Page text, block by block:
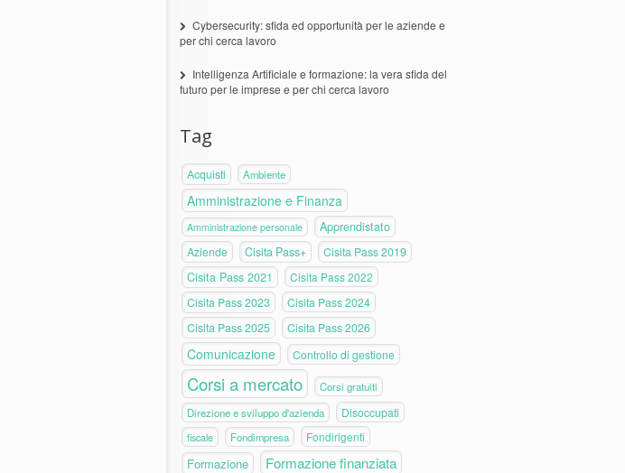
Cybersecurity: sfida ed opportunità per le aziende e
per chi cerca lavoro
Intelligenza Artificiale e formazione: la vera sfida del
futuro per le imprese e per chi cerca lavoro
Tag
Acquisti Ambiente
Amministrazione e Finanza
Amministrazione personale
Apprendistato
Aziende
Cisita Pass+
Cisita Pass 2019
Cisita Pass 2021
Cisita Pass 2022
Cisita Pass 2023 Cisita Pass 2024
Cisita Pass 2025 Cisita Pass 2026
Comunicazione Controllo di gestione
Corsi a mercato
Corsi gratuiti
Direzione e sviluppo d'azienda
Disoccupati
fiscale Fondimpresa Fondirigenti
Formazione
Formazione finanziata